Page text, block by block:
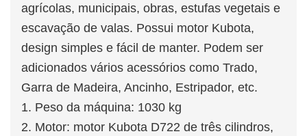
agrícolas, municipais, obras, estufas vegetais e
escavação de valas. Possui motor Kubota,
design simples e fácil de manter. Podem ser
adicionados vários acessórios como Trado,
Garra de Madeira, Ancinho, Estripador, etc.
1. Peso da máquina: 1030 kg
2. Motor: motor Kubota D722 de três cilindros,